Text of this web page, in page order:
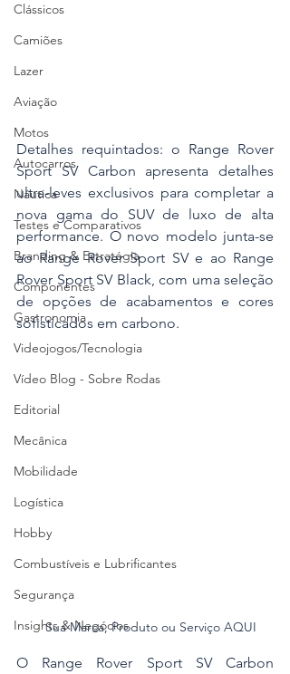
Clássicos
Camiões
Lazer
Aviação
Motos
Autocarros
Náutica
Testes e Comparativos
Branding & Estratégia
Componentes
Gastronomia
Videojogos/Tecnologia
Vídeo Blog - Sobre Rodas
Editorial
Mecânica
Mobilidade
Logística
Hobby
Combustíveis e Lubrificantes
Segurança
Insights & Negócios
Detalhes requintados: o Range Rover
Sport SV Carbon apresenta detalhes
ultra-leves exclusivos para completar a
nova gama do SUV de luxo de alta
performance. O novo modelo junta-se
ao Range Rover Sport SV e ao Range
Rover Sport SV Black, com uma seleção
de opções de acabamentos e cores
sofisticados em carbono.
Sua Marca, Produto ou Serviço AQUI
O Range Rover Sport SV Carbon